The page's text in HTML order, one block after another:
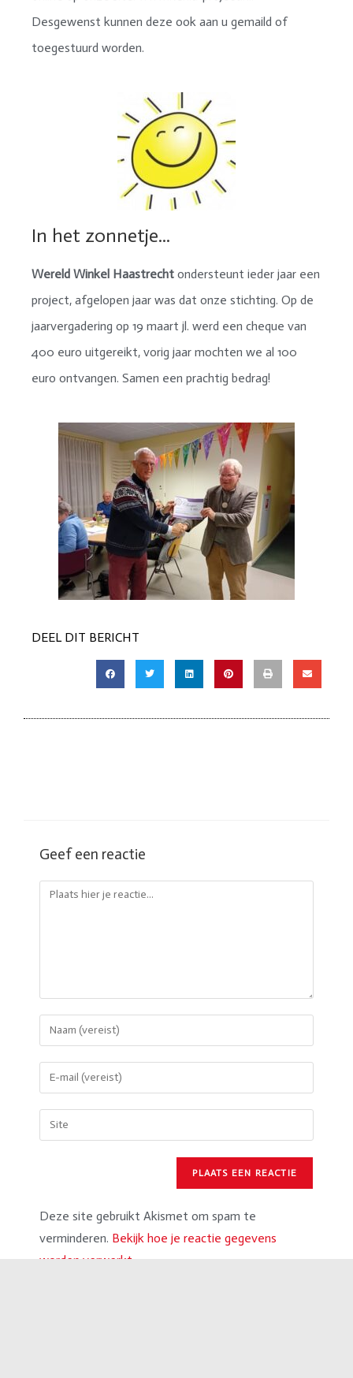
Desgewenst kunnen deze ook aan u gemaild of
toegestuurd worden.
In het zonnetje...
Wereld Winkel Haastrecht ondersteunt ieder jaar een
project, afgelopen jaar was dat onze stichting. Op de
jaarvergadering op 19 maart jl. werd een cheque van
400 euro uitgereikt, vorig jaar mochten we al 100
euro ontvangen. Samen een prachtig bedrag!
DEEL DIT BERICHT
Geef een reactie
Deze site gebruikt Akismet om spam te
verminderen. Bekijk hoe je reactie gegevens
worden verwerkt